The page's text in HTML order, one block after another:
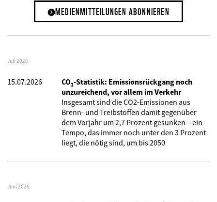
MEDIENMITTEILUNGEN ABONNIEREN
Juli 2026
15.07.2026
CO₂-Statistik: Emissionsrückgang noch
unzureichend, vor allem im Verkehr
Insgesamt sind die CO2-Emissionen aus
Brenn- und Treibstoffen damit gegenüber
dem Vorjahr um 2,7 Prozent gesunken – ein
Tempo, das immer noch unter den 3 Prozent
liegt, die nötig sind, um bis 2050
Juni 2026